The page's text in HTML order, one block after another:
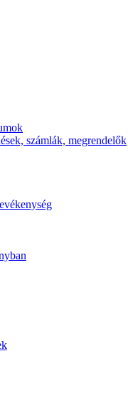
számlák, megrendelők